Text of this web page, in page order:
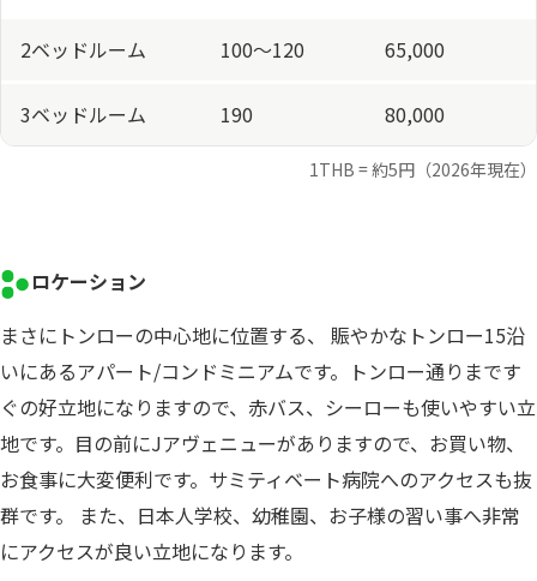
2ベッドルーム 100～120 65,000
3ベッドルーム 190 80,000
1THB = 約5円（2026年現在）
ロケーション
まさにトンローの中心地に位置する、 賑やかなトンロー15沿
いにあるアパート/コンドミニアムです。トンロー通りまです
ぐの好立地になりますので、赤バス、シーローも使いやすい立
地です。目の前にJアヴェニューがありますので、お買い物、
お食事に大変便利です。サミティベート病院へのアクセスも抜
群です。 また、日本人学校、幼稚園、お子様の習い事へ非常
にアクセスが良い立地になります。